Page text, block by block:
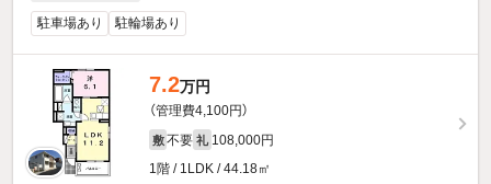
駐車場あり 駐輪場あり
7.2万円
（管理費4,100円）
敷 不要 礼 108,000円
1階 / 1LDK / 44.18㎡